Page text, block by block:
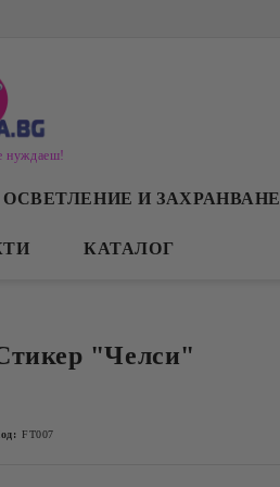
нуждаеш!
И ЗАХРАНВАНЕ
КАТАЛОГ
"Челси"
FT007